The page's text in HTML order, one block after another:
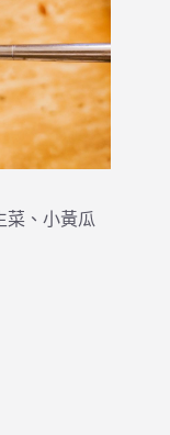
菜、小黃瓜